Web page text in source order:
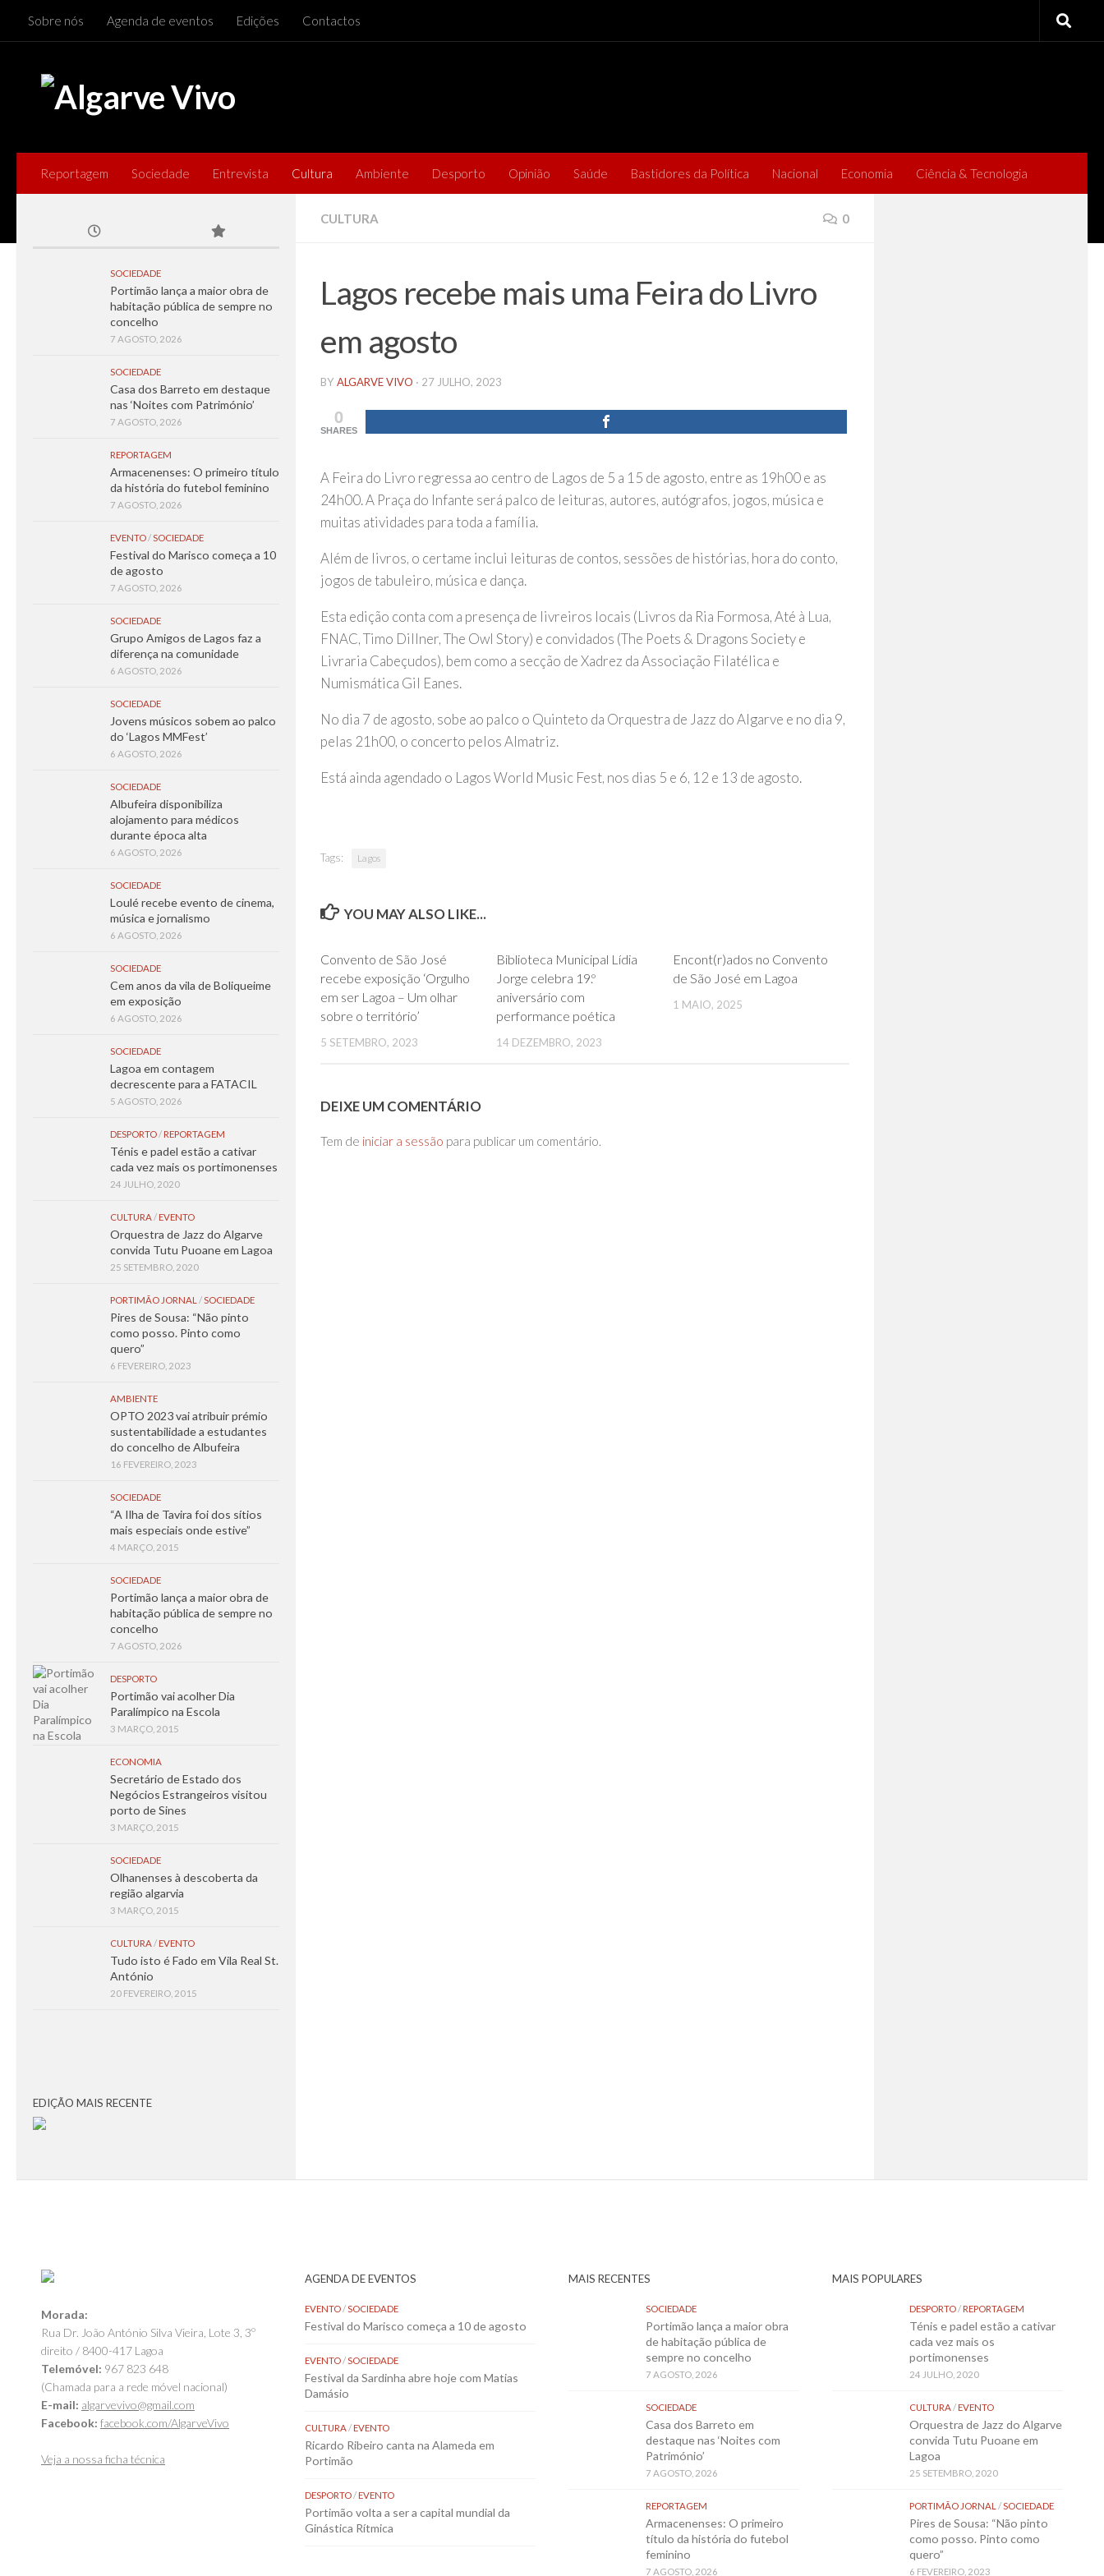
Skip to content
Sobre nós Agenda de eventos Edições Contactos
Reportagem Sociedade Entrevista Cultura Ambiente Desporto Opinião Saúde Bastidores da Política Nacional Economia Ciência & Tecnologia
CULTURA 0
Lagos recebe mais uma Feira do Livro
em agosto
BY ALGARVE VIVO · 27 JULHO, 2023
0
SHARES
A Feira do Livro regressa ao centro de Lagos de 5 a 15 de agosto, entre as 19h00 e as
24h00. A Praça do Infante será palco de leituras, autores, autógrafos, jogos, música e
muitas atividades para toda a família.
Além de livros, o certame inclui leituras de contos, sessões de histórias, hora do conto,
jogos de tabuleiro, música e dança.
Esta edição conta com a presença de livreiros locais (Livros da Ria Formosa, Até à Lua,
FNAC, Timo Dillner, The Owl Story) e convidados (The Poets & Dragons Society e
Livraria Cabeçudos), bem como a secção de Xadrez da Associação Filatélica e
Numismática Gil Eanes.
No dia 7 de agosto, sobe ao palco o Quinteto da Orquestra de Jazz do Algarve e no dia 9,
pelas 21h00, o concerto pelos Almatriz.
Está ainda agendado o Lagos World Music Fest, nos dias 5 e 6, 12 e 13 de agosto.
Tags: Lagos
YOU MAY ALSO LIKE...
Convento de São José
recebe exposição ‘Orgulho
em ser Lagoa – Um olhar
sobre o território’
5 SETEMBRO, 2023
Biblioteca Municipal Lídia
Jorge celebra 19.º
aniversário com
performance poética
14 DEZEMBRO, 2023
Encont(r)ados no Convento
de São José em Lagoa
1 MAIO, 2025
DEIXE UM COMENTÁRIO
Tem de iniciar a sessão para publicar um comentário.
SOCIEDADE
Portimão lança a maior obra de
habitação pública de sempre no
concelho
7 AGOSTO, 2026
SOCIEDADE
Casa dos Barreto em destaque
nas ‘Noites com Património’
7 AGOSTO, 2026
REPORTAGEM
Armacenenses: O primeiro título
da história do futebol feminino
7 AGOSTO, 2026
EVENTO/SOCIEDADE
Festival do Marisco começa a 10
de agosto
7 AGOSTO, 2026
SOCIEDADE
Grupo Amigos de Lagos faz a
diferença na comunidade
6 AGOSTO, 2026
SOCIEDADE
Jovens músicos sobem ao palco
do ‘Lagos MMFest’
6 AGOSTO, 2026
SOCIEDADE
Albufeira disponibiliza
alojamento para médicos
durante época alta
6 AGOSTO, 2026
SOCIEDADE
Loulé recebe evento de cinema,
música e jornalismo
6 AGOSTO, 2026
SOCIEDADE
Cem anos da vila de Boliqueime
em exposição
6 AGOSTO, 2026
SOCIEDADE
Lagoa em contagem
decrescente para a FATACIL
5 AGOSTO, 2026
DESPORTO/ REPORTAGEM
Ténis e padel estão a cativar
cada vez mais os portimonenses
24 JULHO, 2020
CULTURA/ EVENTO
Orquestra de Jazz do Algarve
convida Tutu Puoane em Lagoa
25 SETEMBRO, 2020
PORTIMÃO JORNAL /SOCIEDADE
Pires de Sousa: “Não pinto
como posso. Pinto como
quero”
6 FEVEREIRO, 2023
AMBIENTE
OPTO 2023 vai atribuir prémio
sustentabilidade a estudantes
do concelho de Albufeira
16 FEVEREIRO, 2023
SOCIEDADE
“A Ilha de Tavira foi dos sítios
mais especiais onde estive”
4 MARÇO, 2015
SOCIEDADE
Portimão lança a maior obra de
habitação pública de sempre no
concelho
7 AGOSTO, 2026
DESPORTO
Portimão vai acolher Dia
Paralímpico na Escola
3 MARÇO, 2015
ECONOMIA
Secretário de Estado dos
Negócios Estrangeiros visitou
porto de Sines
3 MARÇO, 2015
SOCIEDADE
Olhanenses à descoberta da
região algarvia
3 MARÇO, 2015
CULTURA/ EVENTO
Tudo isto é Fado em Vila Real St.
António
20 FEVEREIRO, 2015
EDIÇÃO MAIS RECENTE
Morada:
Rua Dr. João António Silva Vieira, Lote 3, 3º
direito / 8400-417 Lagoa
Telemóvel: 967 823 648
(Chamada para a rede móvel nacional)
E-mail: algarvevivo@gmail.com
Facebook: facebook.com/AlgarveVivo
Veja a nossa ficha técnica
AGENDA DE EVENTOS
EVENTO/SOCIEDADE
Festival do Marisco começa a 10 de agosto
EVENTO/SOCIEDADE
Festival da Sardinha abre hoje com Matias
Damásio
CULTURA/EVENTO
Ricardo Ribeiro canta na Alameda em
Portimão
DESPORTO/EVENTO
Portimão volta a ser a capital mundial da
Ginástica Rítmica
MAIS RECENTES
SOCIEDADE
Portimão lança a maior obra
de habitação pública de
sempre no concelho
7 AGOSTO, 2026
SOCIEDADE
Casa dos Barreto em
destaque nas ‘Noites com
Património’
7 AGOSTO, 2026
REPORTAGEM
Armacenenses: O primeiro
título da história do futebol
feminino
7 AGOSTO, 2026
MAIS POPULARES
DESPORTO/REPORTAGEM
Ténis e padel estão a cativar
cada vez mais os
portimonenses
24 JULHO, 2020
CULTURA/EVENTO
Orquestra de Jazz do Algarve
convida Tutu Puoane em
Lagoa
25 SETEMBRO, 2020
PORTIMÃO JORNAL /SOCIEDADE
Pires de Sousa: “Não pinto
como posso. Pinto como
quero”
6 FEVEREIRO, 2023